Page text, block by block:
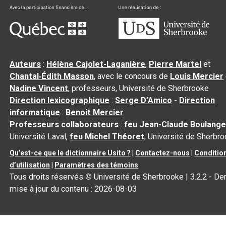
Auteurs : Hélène Cajolet-Laganière, Pierre Martel et
Chantal‑Édith Masson, avec le concours de Louis Mercier
Nadine Vincent, professeurs, Université de Sherbrooke
Direction lexicographique :Serge D’Amico - Direction
informatique : Benoit Mercier
Professeurs collaborateurs :feu Jean-Claude
Université Laval,feu Michel Théoret, Université de
Qu’est-ce que le dictionnaire Usito ? Contactez-nous
d’utilisation
Paramètres des témoins
Tous droits réservés © Université de Sherbrooke |3.2.2 -
mise à jour du contenu :2026-08-03